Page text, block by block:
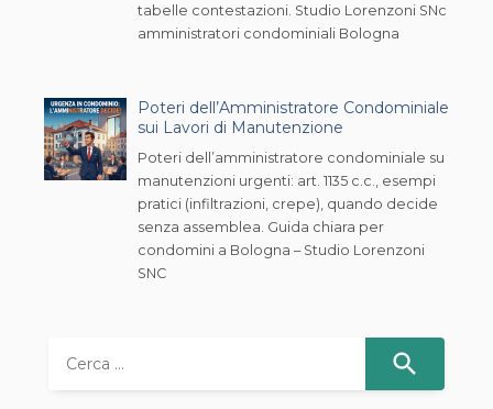
tabelle contestazioni. Studio Lorenzoni SNc
amministratori condominiali Bologna
Poteri dell’Amministratore Condominiale
sui Lavori di Manutenzione
Poteri dell’amministratore condominiale su
manutenzioni urgenti: art. 1135 c.c., esempi
pratici (infiltrazioni, crepe), quando decide
senza assemblea. Guida chiara per
condomini a Bologna – Studio Lorenzoni
SNC